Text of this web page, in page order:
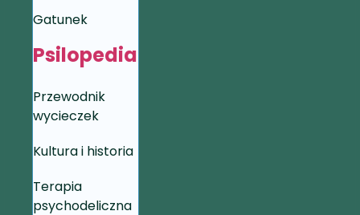
Gatunek
Psilopedia
Przewodnik
wycieczek
Kultura i historia
Terapia
psychodeliczna